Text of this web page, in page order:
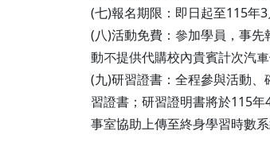
(七)報名期限：即日起至115年
(八)活動免費：參加學員，事
動不提供代購校內貴賓計次汽車
(九)研習證書：全程參與活動
習證書；研習證明書將於115
事室協助上傳至終身學習時數系